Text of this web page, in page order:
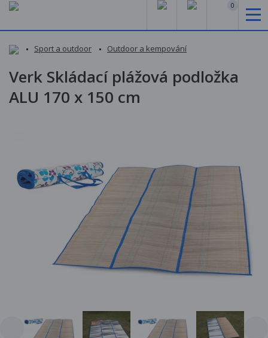
0
Sport a outdoor Outdoor a kempování
Verk Skládací plážová podložka
ALU 170 x 150 cm